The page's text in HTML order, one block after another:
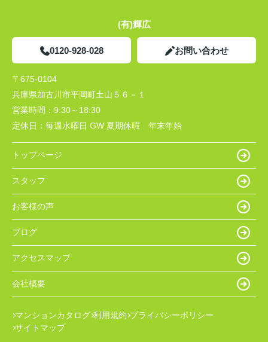
(有)輝広
0120-928-028 お問い合わせ
〒675-0104
兵庫県加古川市平岡町土山５６－１
営業時間： 9:30～18:30
定休日： 毎週水曜日 GW 夏期休暇 年末年始
トップページ
スタッフ
お客様の声
ブログ
アクセスマップ
会社概要
マンションカタログ 利用規約 プライバシーポリシー
サイトマップ